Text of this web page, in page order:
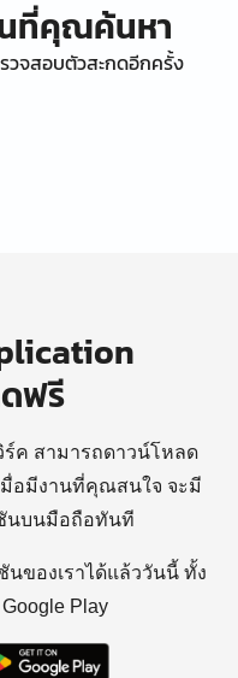
ที่คุณค้นหา
วจสอบตัวสะกดอีกครั้ง
ฟรี
ร์ค สามารถดาวน์โหลด
มื่อมีงานที่คุณสนใจ จะมี
นบนมือถือทันที
นของเราได้แล้ววันนี้ ทั้ง
Play